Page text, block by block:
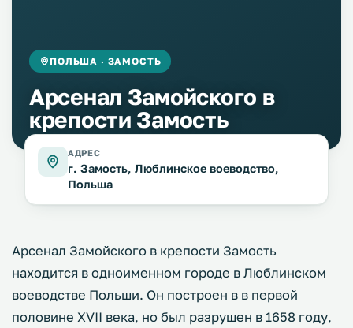
ПОЛЬША · ЗАМОСТЬ
Арсенал Замойского в
крепости Замость
АДРЕС
г. Замость, Люблинское воеводство,
Польша
Арсенал Замойского в крепости Замость
находится в одноименном городе в Люблинском
воеводстве Польши. Он построен в в первой
половине XVII века, но был разрушен в 1658 году,